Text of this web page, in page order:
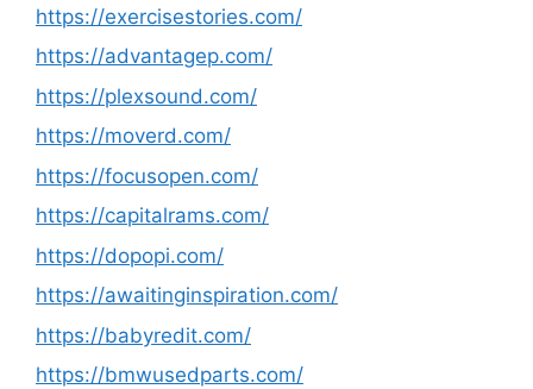
https://exercisestories.com/
https://advantagep.com/
https://plexsound.com/
https://moverd.com/
https://focusopen.com/
https://capitalrams.com/
https://dopopi.com/
https://awaitinginspiration.com/
https://babyredit.com/
https://bmwusedparts.com/